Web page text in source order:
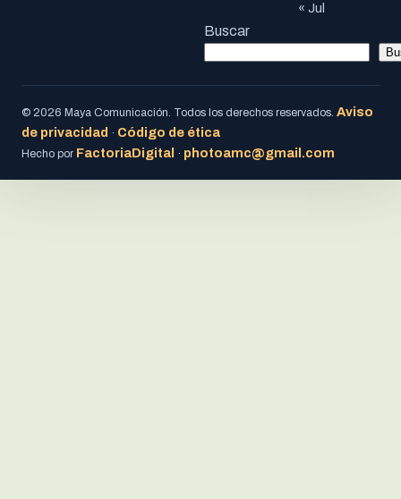
« Jul
Buscar
© 2026 Maya Comunicación. Todos los derechos reservados. Aviso
de privacidad · Código de ética
Hecho por FactoriaDigital · photoamc@gmail.com